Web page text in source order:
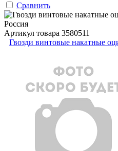
Сравнить
Артикул товара 3580511
Гвозди винтовые накатные